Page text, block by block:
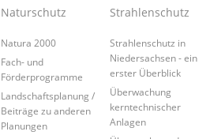
Naturschutz
Natura 2000
Fach- und
Förderprogramme
Landschaftsplanung /
Beiträge zu anderen
Planungen
Strahlenschutz
Strahlenschutz in
Niedersachsen - ein
erster Überblick
Überwachung
kerntechnischer
Anlagen